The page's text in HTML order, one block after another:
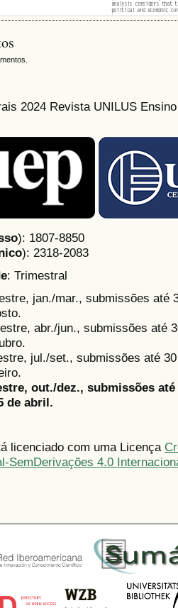
2024 Revista UNILUS
): 1807-8850
): 2318-2083
: Trimestral
jan./mar., submissões até
abr./jun., submissões até
jul./set., submissões até
out./dez., submissões
de abril.
licenciado com uma Licença
SemDerivações 4.0